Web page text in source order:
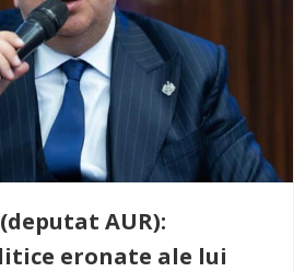
AUR):
eronate ale lui